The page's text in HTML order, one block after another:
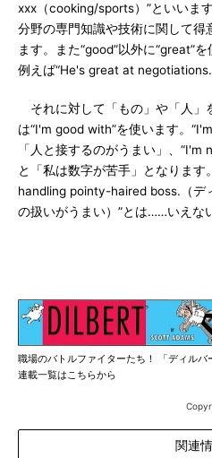
xxx（cooking/sports）”といいま
分野の専門知識や技術に関して
ます。また“good”以外に“great”
例えば“He's great at negotiations.
それに対して「もの」や「人」
は“I'm good with”を使います。
「人と接するのがうまい」、
と「私は数字が苦手」となりま
handling pointy-haired boss.（デ
の扱いがうまい）”とは……いえな
職場のバトルファイターたち！ 「ディルバ
連載一覧はこちらから
関連